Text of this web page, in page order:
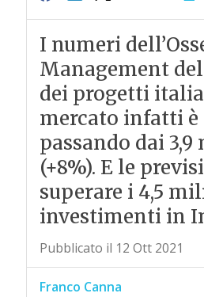
I numeri
Management
dei progetti
mercato infatti è
passando dai
(+8%). E le
superare i 4,5
investimenti in
Pubblicato il 12 Ott 2021
Franco Canna